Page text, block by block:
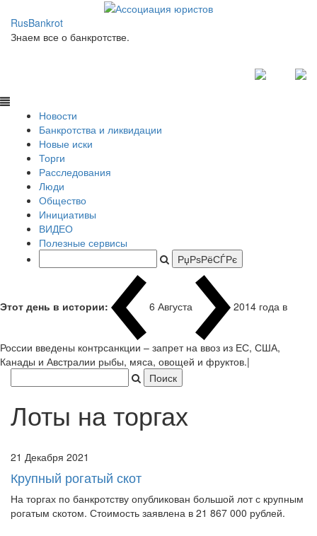
RusBankrot
Знаем все о банкротстве.
Новости
Банкротства и ликвидации
Новые иски
Торги
Расследования
Люди
Общество
Инициативы
ВИДЕО
Полезные сервисы
Этот день в истории: 6 Августа 2014 года в
России введены контрсанкции – запрет на ввоз из ЕС, США,
Канады и Австралии рыбы, мяса, овощей и фруктов.|
Лоты на торгах
21 Декабря 2021
Крупный рогатый скот
На торгах по банкротству опубликован большой лот с крупным
рогатым скотом. Стоимость заявлена в 21 867 000 рублей.